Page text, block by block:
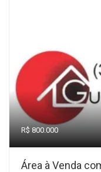
R$ 800.000
Área à Venda